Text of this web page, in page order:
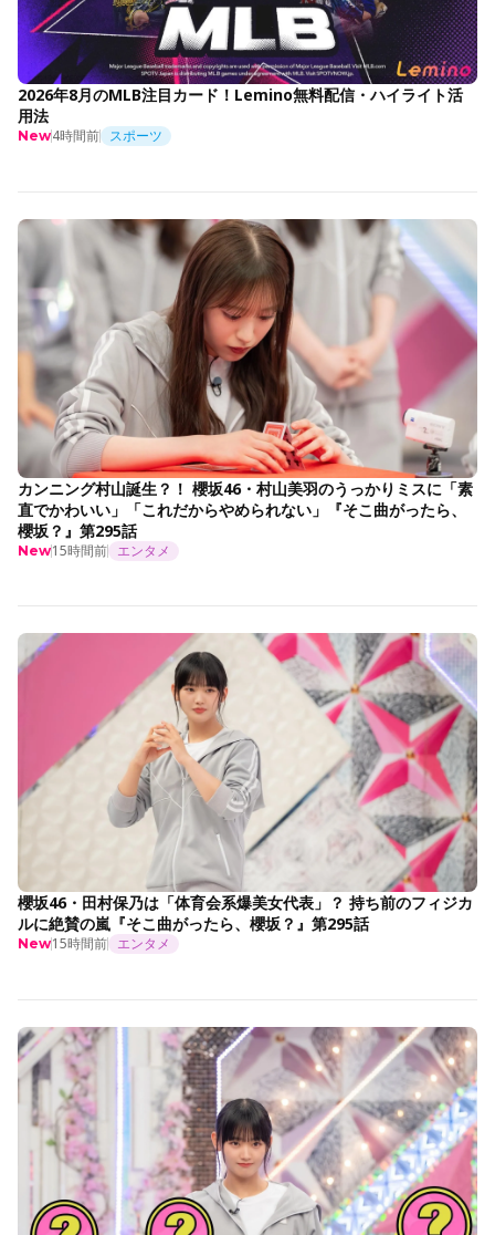
2026年8月のMLB注目カード！Lemino無料配信・ハイライト活
用法
New4時間前 スポーツ
カンニング村山誕生？！ 櫻坂46・村山美羽のうっかりミスに「素
直でかわいい」「これだからやめられない」『そこ曲がったら、
櫻坂？』第295話
New15時間前 エンタメ
櫻坂46・田村保乃は「体育会系爆美女代表」？ 持ち前のフィジカ
ルに絶賛の嵐『そこ曲がったら、櫻坂？』第295話
New15時間前 エンタメ